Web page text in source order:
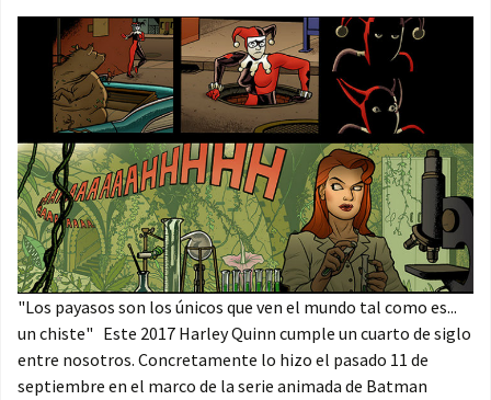
"Los payasos son los únicos que ven el mundo tal como es...
un chiste" Este 2017 Harley Quinn cumple un cuarto de siglo
entre nosotros. Concretamente lo hizo el pasado 11 de
septiembre en el marco de la serie animada de Batman